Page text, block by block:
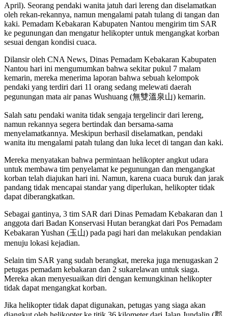
April). Seorang pendaki wanita jatuh dari lereng dan diselamatkan
oleh rekan-rekannya, namun mengalami patah tulang di tangan dan
kaki. Pemadam Kebakaran Kabupaten Nantou mengirim tim SAR
ke pegunungan dan mengatur helikopter untuk mengangkat korban
sesuai dengan kondisi cuaca.
Dilansir oleh CNA News, Dinas Pemadam Kebakaran Kabupaten
Nantou hari ini mengumumkan bahwa sekitar pukul 7 malam
kemarin, mereka menerima laporan bahwa sebuah kelompok
pendaki yang terdiri dari 11 orang sedang melewati daerah
pegunungan mata air panas Wushuang (無雙溫泉山) kemarin.
Salah satu pendaki wanita tidak sengaja tergelincir dari lereng,
namun rekannya segera bertindak dan bersama-sama
menyelamatkannya. Meskipun berhasil diselamatkan, pendaki
wanita itu mengalami patah tulang dan luka lecet di tangan dan kaki.
Mereka menyatakan bahwa permintaan helikopter angkut udara
untuk membawa tim penyelamat ke pegunungan dan mengangkat
korban telah diajukan hari ini. Namun, karena cuaca buruk dan jarak
pandang tidak mencapai standar yang diperlukan, helikopter tidak
dapat diberangkatkan.
Sebagai gantinya, 3 tim SAR dari Dinas Pemadam Kebakaran dan 1
anggota dari Badan Konservasi Hutan berangkat dari Pos Pemadam
Kebakaran Yushan (玉山) pada pagi hari dan melakukan pendakian
menuju lokasi kejadian.
Selain tim SAR yang sudah berangkat, mereka juga menugaskan 2
petugas pemadam kebakaran dan 2 sukarelawan untuk siaga.
Mereka akan menyesuaikan diri dengan kemungkinan helikopter
tidak dapat mengangkat korban.
Jika helikopter tidak dapat digunakan, petugas yang siaga akan